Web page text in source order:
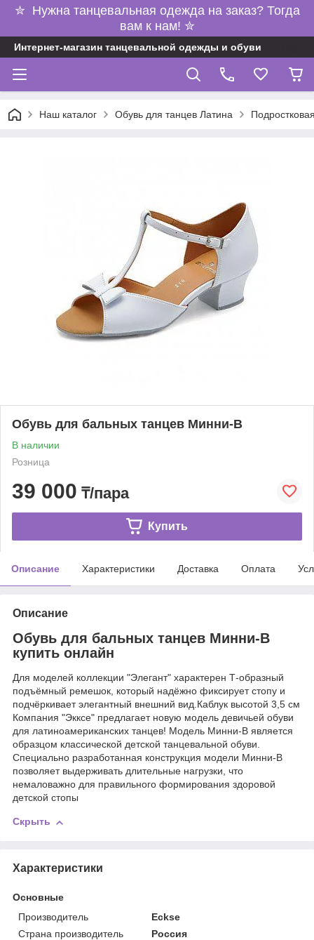
✮ Нужна танцевальная одежда на заказ? Тогда
вам к нам! ✮
Интернет-магазин танцевальной одежды и обуви
Наш каталог Обувь для танцев Латина
Обувь для бальных танцев Минни-B
В наличии
Розница
39 000 ₸/пара
Купить
Описание Характеристики Доставка Оплата
Описание
Обувь для бальных танцев Минни-B
купить онлайн
Для моделей коллекции "Элегант" характерен Т-образный
подъёмный ремешок, который надёжно фиксирует стопу и
подчёркивает элегантный внешний вид.Каблук высотой 3,5 см
Компания "Экксе" предлагает новую модель девичьей обуви
для латиноамериканских танцев! Модель Минни-В является
образцом классической детской танцевальной обуви.
Специально разработанная конструкция модели Минни-В
позволяет выдерживать длительные нагрузки, что
немаловажно для правильного формирования здоровой
детской стопы
Скрыть
Характеристики
Основные
Производитель
Eckse
Страна производитель
Россия